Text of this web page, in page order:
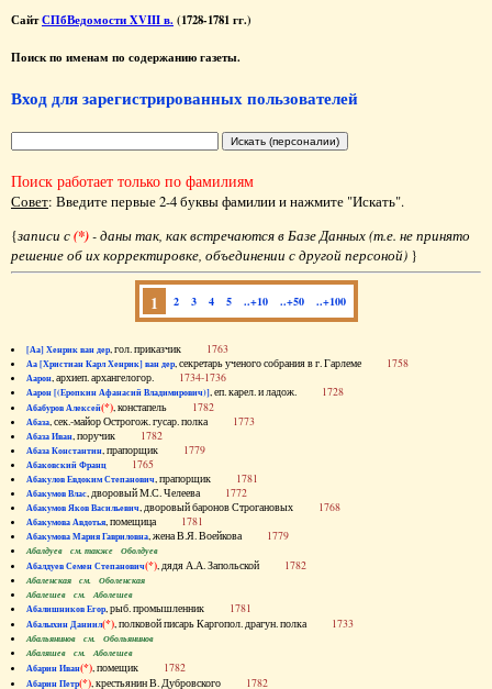
СайтСПбВедомости XVIII в. (1728-1781 гг.)
Поиск по именам по содержанию газеты.
Вход для зарегистрированных пользователей
Поиск работает только по фамилиям
Совет: Введите первые 2-4 буквы фамилии и нажмите "Искать".
{записи с(*)- даны так, как встречаются в Базе Данных (т.е. не принято
решение об их корректировке, объединении с другой персоной) }
1 2 3 4 5 ..+10 ..+50 ..+100
[Аа] Хенрик ван дер, гол. приказчик 1763
Аа [Христиан Карл Хенрик] ван дер, секретарь ученого собрания в г. Гарлеме 1758
Аарон, архиеп. архангелогор. 1734-1736
Аарон [(Еропкин Афанасий Владимирович)], еп. карел. и ладож. 1728
Абабуров Алексей(*), констапель 1782
Абаза, сек.-майор Острогож. гусар. полка 1773
Абаза Иван, поручик 1782
Абаза Константин, прапорщик 1779
Абаковский Франц 1765
Абакулов Евдоким Степанович, прапорщик 1781
Абакумов Влас, дворовый М.С. Челеева 1772
Абакумов Яков Васильевич, дворовый баронов Строгановых 1768
Абакумова Авдотья, помещица 1781
Абакумова Мария Гавриловна, жена В.Я. Воейкова 1779
Абалдуев см. также Оболдуев
Абалдуев Семен Степанович(*), дядя А.А. Запольской 1782
Абаленская см. Оболенская
Абалешев см. Аболешев
Абалишников Егор, рыб. промышленник 1781
Абалыхин Даниил(*), полковой писарь Каргопол. драгун. полка 1733
Абальянинов см. Обольянинов
Абаляшев см. Аболешев
Абарин Иван(*), помещик 1782
Абарин Петр(*), крестьянин В. Дубровского 1782